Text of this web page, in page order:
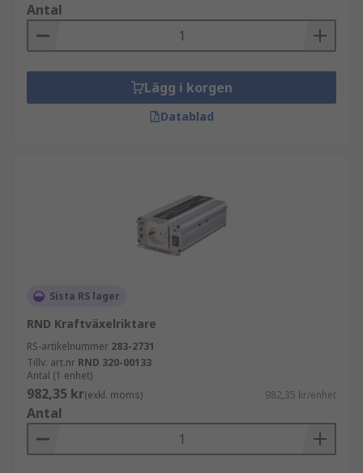
Antal
Lägg i korgen
Datablad
Sista RS lager
RND Kraftväxelriktare
RS-artikelnummer 283-2731
Tillv. art.nr RND 320-00133
Antal (1 enhet)
982,35 kr(exkl. moms) 982,35 kr/enhet
Antal